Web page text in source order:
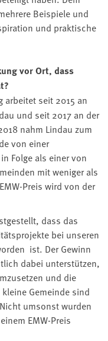
Beispiele und
und praktische
vor Ort, dass
seit 2015 an
und seit 2017 an der
nahm Lindau zum
von einer
Folge als einer von
mit weniger als
Preis wird von der
dass das
bei unseren
ist. Der Gewinn
dabei unterstützen,
und die
Gemeinde sind
umsonst wurden
EMW-Preis